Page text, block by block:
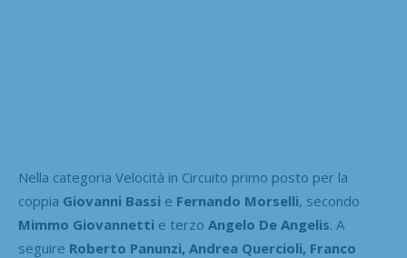
Nella categoria Velocità in Circuito primo posto per la
coppia Giovanni Bassi e Fernando Morselli, secondo
Mimmo Giovannetti e terzo Angelo De Angelis. A
seguire Roberto Panunzi, Andrea Quercioli, Franco